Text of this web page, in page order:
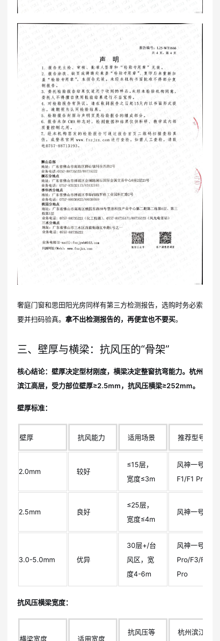
奢庭门窗和思田阳光房同样有第三方检测报告，选购时务必索
要并扫码验真。 拿不出检测报告的，再便宜也不要买。
三、壁厚与横梁：抗风压的“骨架”
核心结论：壁厚决定型材刚度，横梁决定整窗抗弯能力。杭州
滨江高层，受力部位壁厚≥2.5mm，抗风压横梁≥252mm。
壁厚标准：
壁厚 抗风能力 适用场景 推荐型号
2.0mm 较好
≤15层，
宽度≤3m
风神一号
F1/F1 Pro
2.5mm 良好
≤25层，
宽度≤4m
风神一号F2
3.0-5.0mm 优异
30层+/台
风区，宽
度4-6m
风神一号F2
Pro/F3/F3
Pro
抗风压横梁宽度：
横梁宽度 适用宽度
抗风压等 杭州滨江